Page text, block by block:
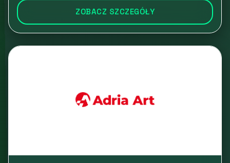
ZOBACZ SZCZEGÓŁY